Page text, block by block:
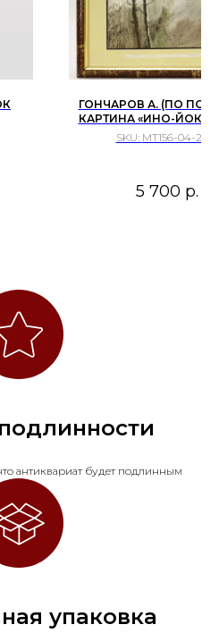
ГОНЧАРОВ А. (ПО
КАРТИНА «ИНО-ЙОКИ»,
SKU: МТ156-04-24-3
5 700 р.
антиквариат будет подлинным
упаковка